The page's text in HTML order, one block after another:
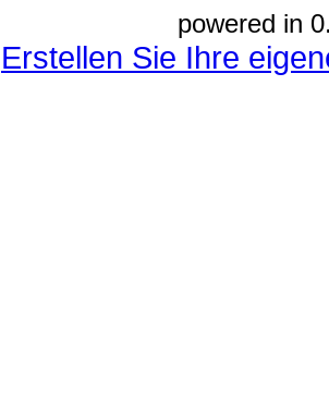
powered in
Erstellen Sie Ihre